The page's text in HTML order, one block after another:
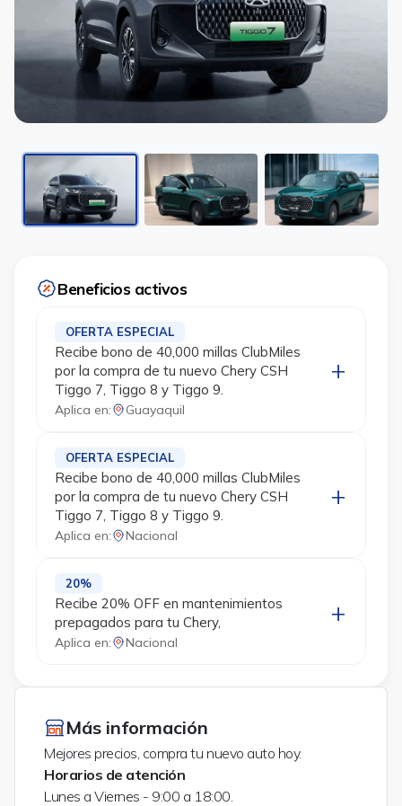
Beneficios activos
OFERTA ESPECIAL
Recibe bono de 40,000 millas ClubMiles
por la compra de tu nuevo Chery CSH
Tiggo 7, Tiggo 8 y Tiggo 9.
Aplica en: Guayaquil
OFERTA ESPECIAL
Recibe bono de 40,000 millas ClubMiles
por la compra de tu nuevo Chery CSH
Tiggo 7, Tiggo 8 y Tiggo 9.
Aplica en: Nacional
20%
Recibe 20% OFF en mantenimientos
prepagados para tu Chery,
Aplica en: Nacional
Más información
Mejores precios, compra tu nuevo auto hoy.
Horarios de atención
Lunes a Viernes - 9:00 a 18:00.